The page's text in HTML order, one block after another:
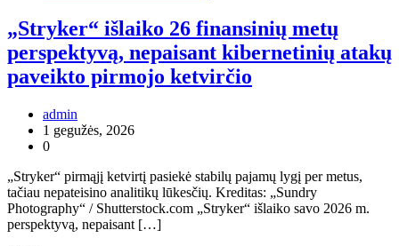
„Stryker“ išlaiko 26 finansinių metų
perspektyvą, nepaisant kibernetinių atakų
paveikto pirmojo ketvirčio
admin
1 gegužės, 2026
0
„Stryker“ pirmąjį ketvirtį pasiekė stabilų pajamų lygį per metus,
tačiau nepateisino analitikų lūkesčių. Kreditas: „Sundry
Photography“ / Shutterstock.com „Stryker“ išlaiko savo 2026 m.
perspektyvą, nepaisant […]